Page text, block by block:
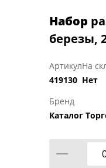
Набор
березы,
Артикул
419130
На
Нет
Бренд
Каталог